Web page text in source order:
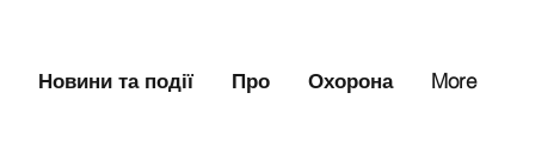
Новини та події Про Охорона More